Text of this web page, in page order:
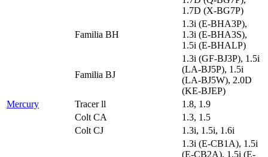
1.7D (X-BG7P)
Familia BH
1.3i (E-BHA3P),
1.3i (E-BHA3S),
1.5i (E-BHALP)
Familia BJ
1.3i (GF-BJ3P), 1.5i
(LA-BJ5P), 1.5i
(LA-BJ5W), 2.0D
(KE-BJEP)
Mercury
Tracer ll 1.8, 1.9
Colt CA
1.3, 1.5
Colt CJ
1.3i, 1.5i, 1.6i
1.3i (E-CB1A), 1.5i
(E-CB2A), 1.5i (E-